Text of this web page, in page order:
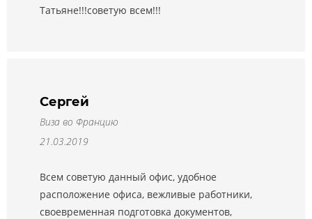
Татьяне!!!советую всем!!!
Сергей
Виза во Францию
21.03.2019
Всем советую данный офис, удобное
расположение офиса, вежливые работники,
своевременная подготовка документов,